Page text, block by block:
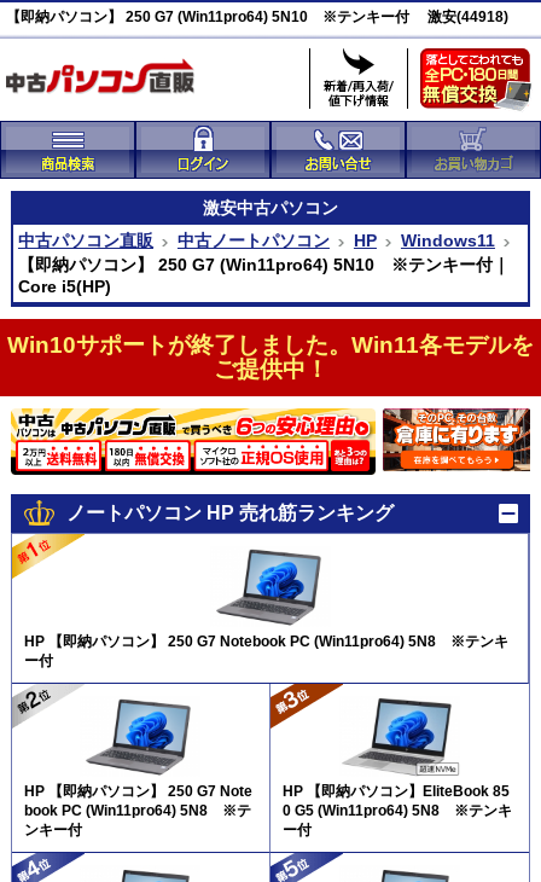
【即納パソコン】 250 G7 (Win11pro64) 5N10 ※テンキー付 激安(44918)
激安中古パソコン
中古パソコン直販
中古ノートパソコン HP
Windows11
【即納パソコン】 250 G7 (Win11pro64) 5N10 ※テンキー付｜
Core i5(HP)
Win10サポートが終了しました。Win11各モデルを
ご提供中！
ノートパソコン HP 売れ筋ランキング
HP 【即納パソコン】 250 G7 Notebook PC (Win11pro64) 5N8 ※テンキ
ー付
HP 【即納パソコン】 250 G7 Note
book PC (Win11pro64) 5N8 ※テ
ンキー付
HP 【即納パソコン】EliteBook 85
0 G5 (Win11pro64) 5N8 ※テンキ
ー付